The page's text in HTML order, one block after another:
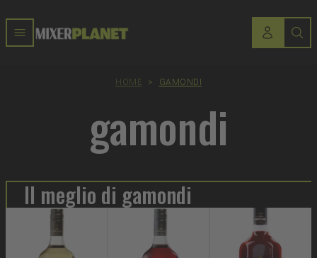
HOME > GAMONDI
gamondi
Il meglio di gamondi